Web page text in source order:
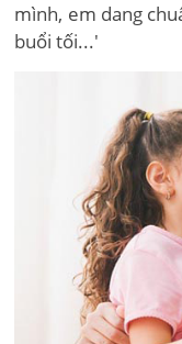
mình, em dang
buổi tối...'